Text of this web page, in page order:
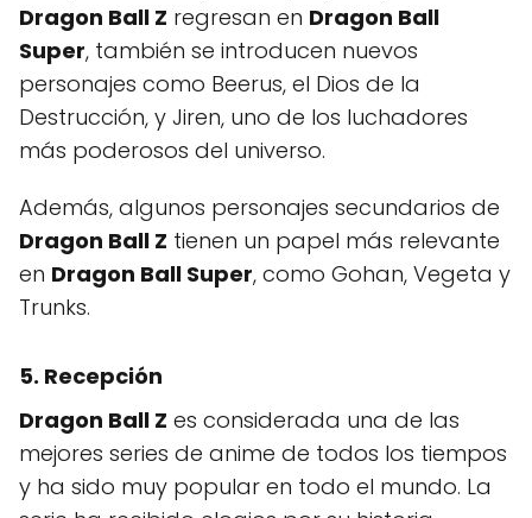
Dragon Ball Z regresan en Dragon Ball
Super, también se introducen nuevos
personajes como Beerus, el Dios de la
Destrucción, y Jiren, uno de los luchadores
más poderosos del universo.
Además, algunos personajes secundarios de
Dragon Ball Z tienen un papel más relevante
en Dragon Ball Super, como Gohan, Vegeta y
Trunks.
5. Recepción
Dragon Ball Z es considerada una de las
mejores series de anime de todos los tiempos
y ha sido muy popular en todo el mundo. La